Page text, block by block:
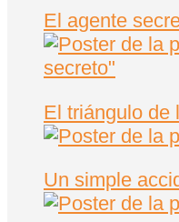
El agente
El triángulo de
Un simple